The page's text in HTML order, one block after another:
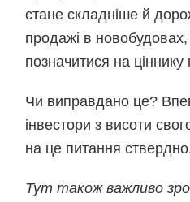
стане складніше й
продажі в
позначитися на
Чи виправдано це?
інвестори з висоти
на це питання
Тут також важливо